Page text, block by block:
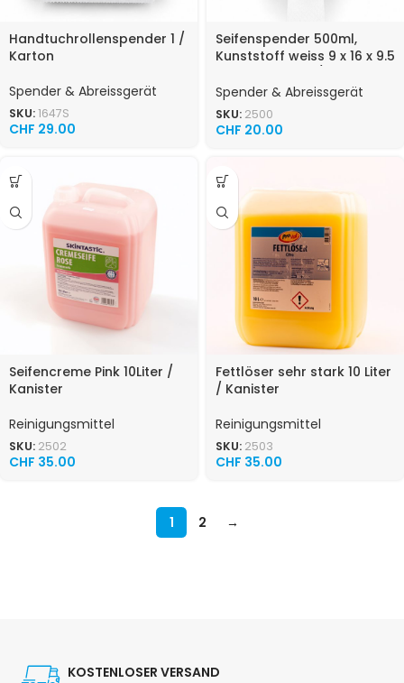
Handtuchrollenspender 1 /
Karton
Spender & Abreissgerät
SKU:1647S
CHF 29.00
Seifenspender 500ml,
Kunststoff weiss 9 x 16 x 9.5
Spender & Abreissgerät
SKU: 2500
CHF 20.00
Seifencreme Pink 10Liter /
Kanister
Reinigungsmittel
SKU: 2502
CHF 35.00
Fettlöser sehr stark 10 Liter
/ Kanister
Reinigungsmittel
SKU: 2503
CHF 35.00
1 2 →
KOSTENLOSER VERSAND